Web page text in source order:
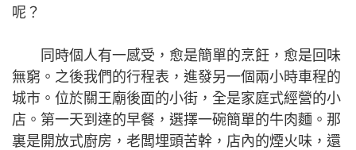
呢？
同時個人有一感受，愈是簡單的烹飪，愈是回味
無窮。之後我們的行程表，進發另一個兩小時車程的
城市。位於關王廟後面的小街，全是家庭式經營的小
店。第一天到達的早餐，選擇一碗簡單的牛肉麵。那
裏是開放式廚房，老闆埋頭苦幹，店內的煙火味，還